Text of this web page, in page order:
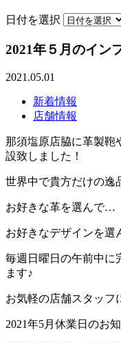
日付を選択
2021年５月のイン
2021.05.01
新着情報
店舗情報
那須塩原店脇に革製鞄
設致しました！
世界中で貴方だけの逸
お好きな革を選んで…
お好きなデザインを
毎週日曜日の午前中に
ます♪
お気軽の店舗スタッフ
2021年5月休業日のお